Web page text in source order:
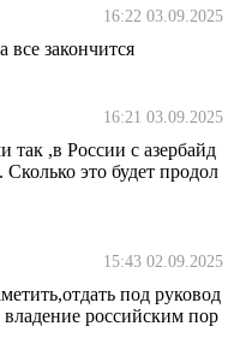
16:22 03.09.2025
все закончится
16:21 03.09.2025
так ,в России с азербайд
это будет продол
15:43 02.09.2025
под руковод
российским пор